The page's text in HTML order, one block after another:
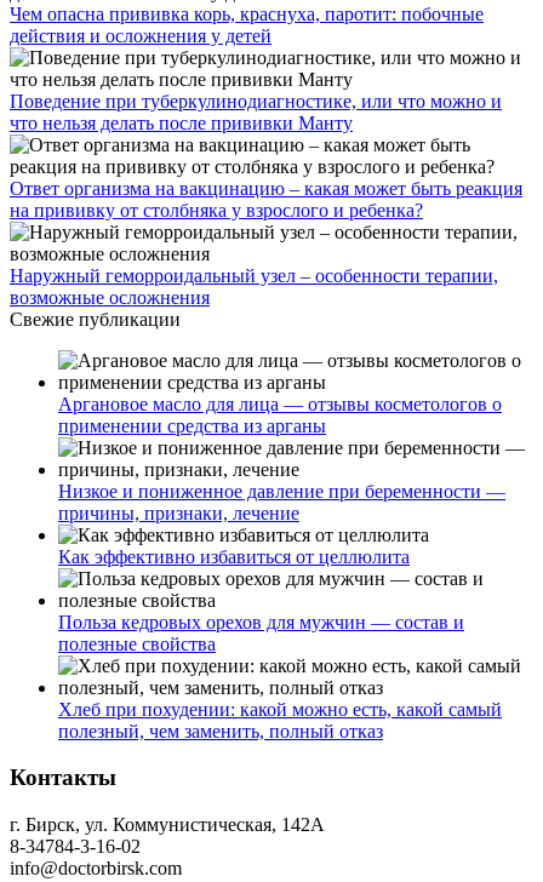
Чем опасна прививка корь, краснуха, паротит: побочные
действия и осложнения у детей
Поведение при туберкулинодиагностике, или что можно и
что нельзя делать после прививки Манту
Ответ организма на вакцинацию – какая может быть реакция
на прививку от столбняка у взрослого и ребенка?
Наружный геморроидальный узел – особенности терапии,
возможные осложнения
Свежие публикации
Аргановое масло для лица — отзывы косметологов о
применении средства из арганы
Низкое и пониженное давление при беременности —
причины, признаки, лечение
Как эффективно избавиться от целлюлита
Польза кедровых орехов для мужчин — состав и
полезные свойства
Хлеб при похудении: какой можно есть, какой самый
полезный, чем заменить, полный отказ
Контакты
г. Бирск, ул. Коммунистическая, 142А
8-34784-3-16-02
info@doctorbirsk.com